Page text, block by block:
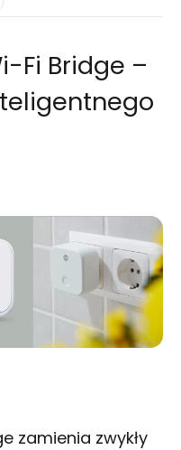
Fi Bridge –
zamienia zwykły